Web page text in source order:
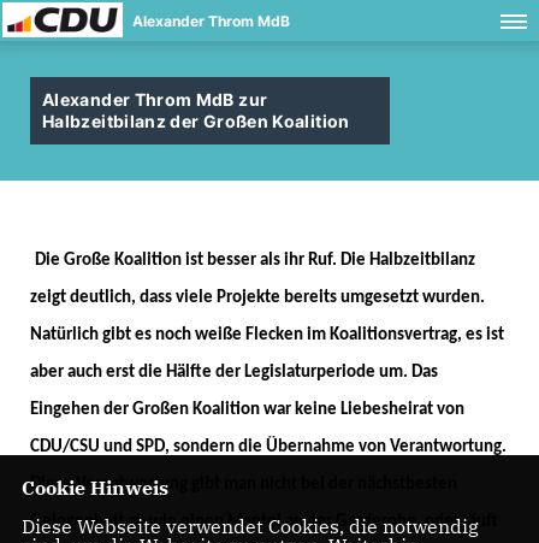
Alexander Throm MdB
Alexander Throm MdB zur
Halbzeitbilanz der Großen Koalition
Die Große Koalition ist besser als ihr Ruf. Die Halbzeitbilanz
zeigt deutlich, dass viele Projekte bereits umgesetzt wurden.
Natürlich gibt es noch weiße Flecken im Koalitionsvertrag, es ist
aber auch erst die Hälfte der Legislaturperiode um. Das
Eingehen der Großen Koalition war keine Liebesheirat von
CDU/CSU und SPD, sondern die Übernahme von Verantwortung.
Diese Verantwortung gibt man nicht bei der nächstbesten
Gelegenheit ab wie einen Mantel an der Garderobe, oder läuft
Cookie Hinweis
Diese Webseite verwendet Cookies, die notwendig